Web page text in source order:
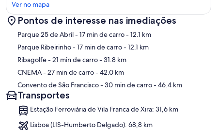
Mapa
Ver no mapa
Pontos de interesse nas imediações
Parque 25 de Abril- 17 min de carro- 12.1 km
Parque Ribeirinho- 17 min de carro- 12.1 km
Ribagolfe- 21 min de carro- 31.8 km
CNEMA- 27 min de carro- 42.0 km
Convento de São Francisco- 30 min de carro- 46.4 km
Transportes
Estação Ferroviária de Vila Franca de Xira: 31,6 km
Lisboa (LIS-Humberto Delgado): 68,8 km